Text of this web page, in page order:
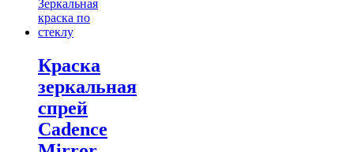
Краска
зеркальная
спрей
Cadence